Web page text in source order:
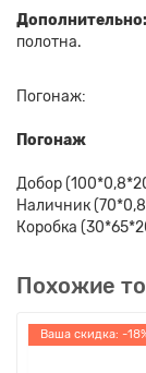
Дополнительно:
полотна.
Погонаж:
Погонаж
Добор
Наличник
Коробка
Похожие
Ваша скидка: -